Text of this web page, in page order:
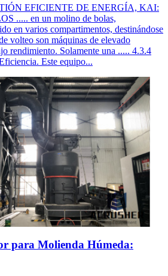
EFICIENTE DE ENERGÍA, KAI:
..... en un molino de bolas,
en varios compartimentos, destinándose
volteo son máquinas de elevado
rendimiento. Solamente una ..... 4.3.4
Este equipo...
para Molienda Húmeda: